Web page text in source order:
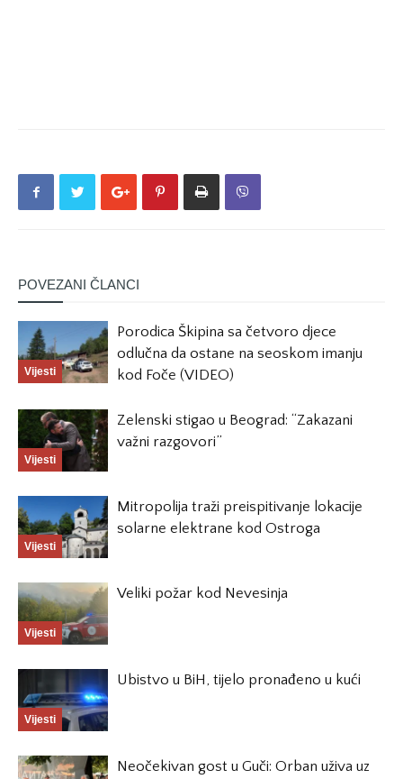
POVEZANI ČLANCI
Vijesti
Porodica Škipina sa četvoro djece
odlučna da ostane na seoskom imanju
kod Foče (VIDEO)
Vijesti
Zelenski stigao u Beograd: “Zakazani
važni razgovori”
Vijesti
Mitropolija traži preispitivanje lokacije
solarne elektrane kod Ostroga
Vijesti
Veliki požar kod Nevesinja
Vijesti
Ubistvo u BiH, tijelo pronađeno u kući
Neočekivan gost u Guči: Orban uživa uz